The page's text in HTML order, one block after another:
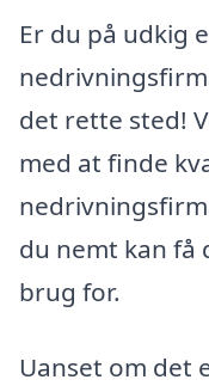
Er du på udkig
det rette sted!
med at finde
du nemt kan
brug for.
Uanset om det